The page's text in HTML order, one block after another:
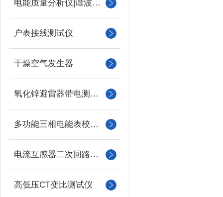
电能质量分析仪|谐波测试
户表接线测试仪
干燥空气发生器
氧化锌避雷器带电测试仪（氧化锌避雷器测试仪）
多功能三相电能表校验仪
电流互感器二次回路负载测试仪
高低压CT变比测试仪